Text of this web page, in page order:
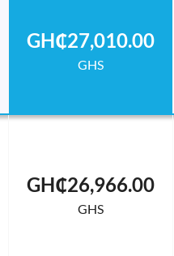
GH₵27,010.00
GHS
GH₵26,966.00
GHS